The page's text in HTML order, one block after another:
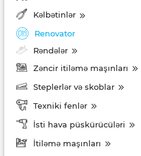
Kəlbətinlər
Renovator
Rəndələr
Zəncir itiləmə maşınları
Steplerlər və skoblar
Texniki fenlər
İsti hava püskürücüləri
İtiləmə maşınları